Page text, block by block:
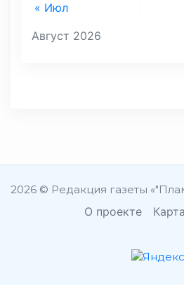
Август 2026
« Июл
2026 © Редакция газеты
О проекте